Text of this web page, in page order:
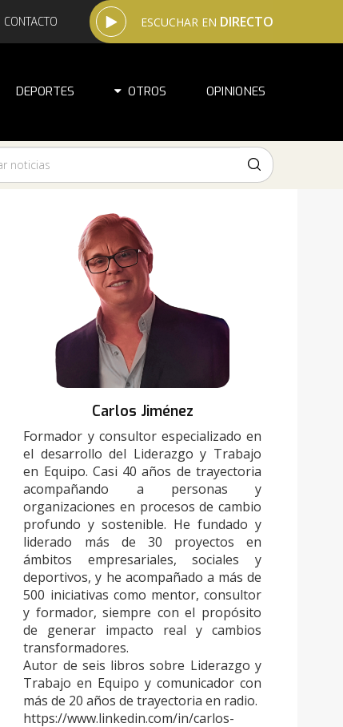
ESCUCHAR EN DIRECTO
CONTACTO
DEPORTES OTROS OPINIONES
Carlos Jiménez
Formador y consultor especializado en
el desarrollo del Liderazgo y Trabajo
en Equipo. Casi 40 años de trayectoria
acompañando a personas y
organizaciones en procesos de cambio
profundo y sostenible. He fundado y
liderado más de 30 proyectos en
ámbitos empresariales, sociales y
deportivos, y he acompañado a más de
500 iniciativas como mentor, consultor
y formador, siempre con el propósito
de generar impacto real y cambios
transformadores.
Autor de seis libros sobre Liderazgo y
Trabajo en Equipo y comunicador con
más de 20 años de trayectoria en radio.
https://www.linkedin.com/in/carlos-